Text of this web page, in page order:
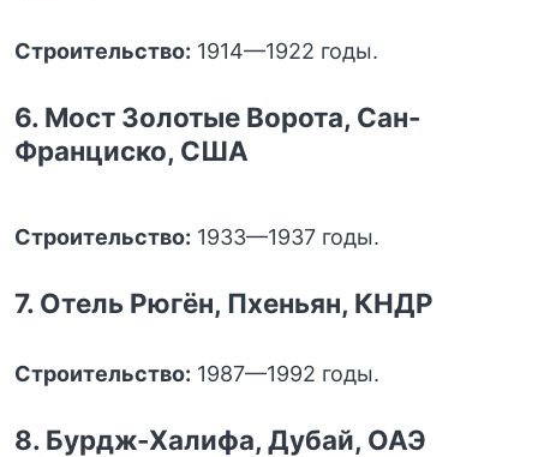
Строительство: 1914—1922 годы.
6. Мост Золотые Ворота, Сан-
Франциско, США
Строительство: 1933—1937 годы.
7. Отель Рюгён, Пхеньян, КНДР
Строительство: 1987—1992 годы.
8. Бурдж-Халифа, Дубай, ОАЭ